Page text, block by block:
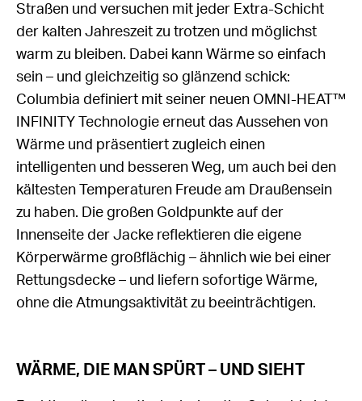
Straßen und versuchen mit jeder Extra-Schicht
der kalten Jahreszeit zu trotzen und möglichst
warm zu bleiben. Dabei kann Wärme so einfach
sein – und gleichzeitig so glänzend schick:
Columbia definiert mit seiner neuen OMNI-HEAT™
INFINITY Technologie erneut das Aussehen von
Wärme und präsentiert zugleich einen
intelligenten und besseren Weg, um auch bei den
kältesten Temperaturen Freude am Draußensein
zu haben. Die großen Goldpunkte auf der
Innenseite der Jacke reflektieren die eigene
Körperwärme großflächig – ähnlich wie bei einer
Rettungsdecke – und liefern sofortige Wärme,
ohne die Atmungsaktivität zu beeinträchtigen.
WÄRME, DIE MAN SPÜRT – UND SIEHT